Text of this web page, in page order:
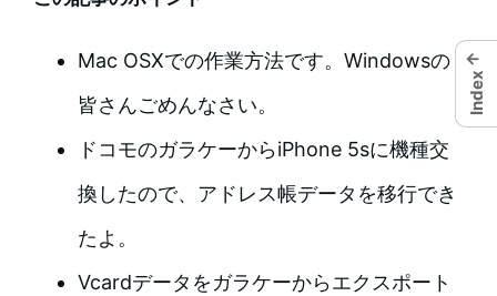
Mac OSXでの作業方法です。Windowsの
皆さんごめんなさい。
ドコモのガラケーからiPhone 5sに機種交
換したので、アドレス帳データを移行でき
たよ。
Vcardデータをガラケーからエクスポート
←
Index